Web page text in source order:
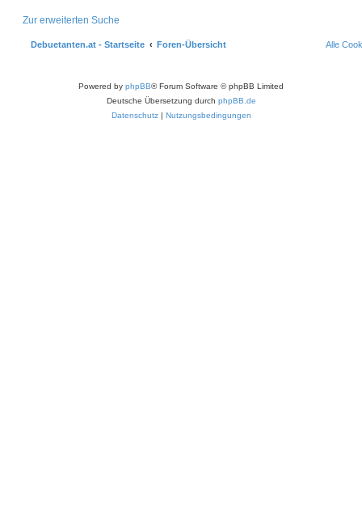
Zur erweiterten Suche
Debuetanten.at - Startseite Foren-Übersicht Alle
Powered by phpBB® Forum Software © phpBB Limited
Deutsche Übersetzung durch phpBB.de
Datenschutz | Nutzungsbedingungen